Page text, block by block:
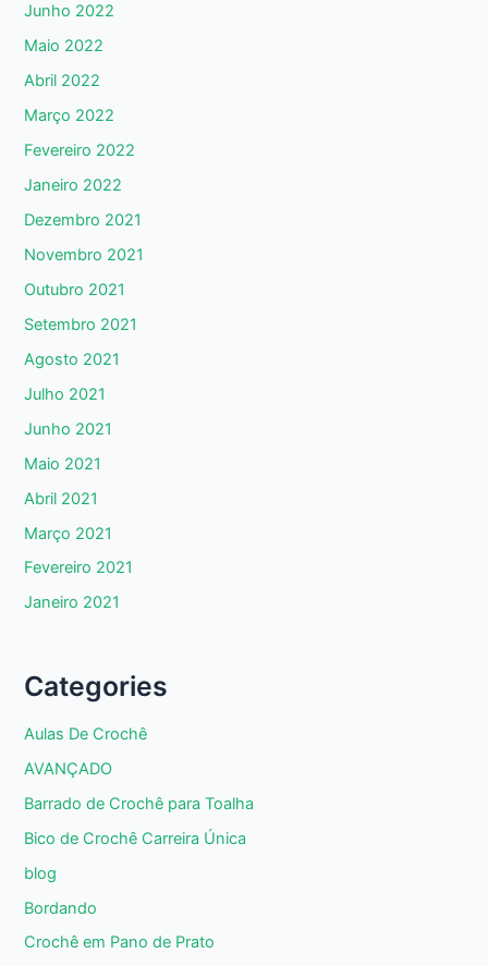
Junho 2022
Maio 2022
Abril 2022
Março 2022
Fevereiro 2022
Janeiro 2022
Dezembro 2021
Novembro 2021
Outubro 2021
Setembro 2021
Agosto 2021
Julho 2021
Junho 2021
Maio 2021
Abril 2021
Março 2021
Fevereiro 2021
Janeiro 2021
Categories
Aulas De Crochê
AVANÇADO
Barrado de Crochê para Toalha
Bico de Crochê Carreira Única
blog
Bordando
Crochê em Pano de Prato